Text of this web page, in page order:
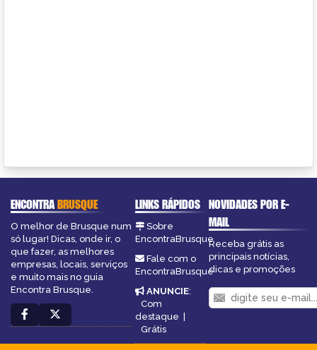
ENCONTRABRUSQUE
O melhor de Brusque num
só lugar! Dicas, onde ir, o
que fazer, as melhores
empresas, locais, serviços
e muito mais no guia
Encontra Brusque.
LINKS RÁPIDOS
Sobre
EncontraBrusque
Fale com o
EncontraBrusque
ANUNCIE:
Com
destaque |
Grátis
NOVIDADES POR E-
MAIL
Receba grátis as
principais notícias,
dicas e promoções